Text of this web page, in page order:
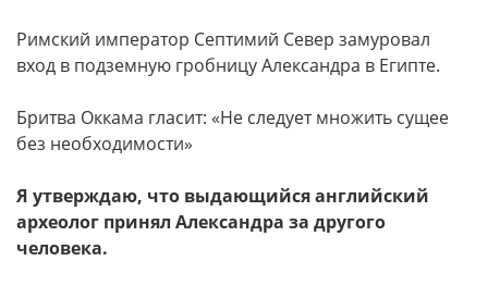
Римский император Септимий Север замуровал
вход в подземную гробницу Александра в Египте.
Бритва Оккама гласит: «Не следует множить сущее
без необходимости»
Я утверждаю, что выдающийся английский
археолог принял Александра за другого
человека.